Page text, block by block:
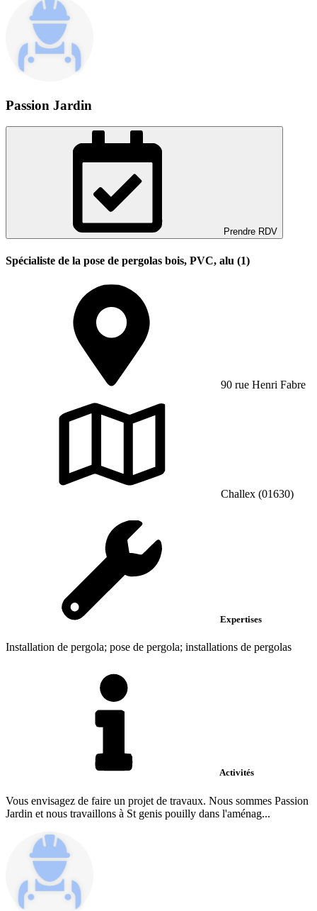
Passion Jardin
Prendre RDV
Spécialiste de la pose de pergolas bois, PVC, alu (1)
90 rue Henri Fabre
Challex (01630)
Expertises
Installation de pergola; pose de pergola; installations de pergolas
Activités
Vous envisagez de faire un projet de travaux. Nous sommes Passion
Jardin et nous travaillons à St genis pouilly dans l'aménag...